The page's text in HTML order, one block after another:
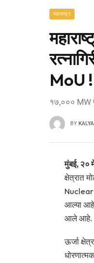
महाराष्ट्र
MoU !
१७,००० MW
BY
मुंबई, २०
क्षेत्रात
Nuclear
आल्या
आले आहे.
ऊर्जा